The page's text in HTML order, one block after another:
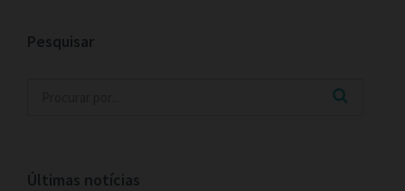
Pesquisar
Últimas notícias